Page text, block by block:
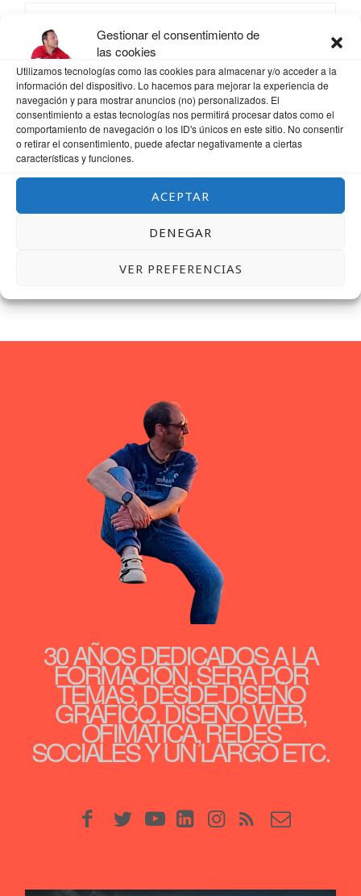
Gestionar el consentimiento de
las cookies
Utilizamos tecnologías como las cookies para almacenar y/o acceder a la
información del dispositivo. Lo hacemos para mejorar la experiencia de
navegación y para mostrar anuncios (no) personalizados. El
consentimiento a estas tecnologías nos permitirá procesar datos como el
comportamiento de navegación o los ID's únicos en este sitio. No consentir
o retirar el consentimiento, puede afectar negativamente a ciertas
características y funciones.
ACEPTAR
DENEGAR
VER PREFERENCIAS
WEB
GUARDA MI NOMBRE, CORREO ELECTRÓNICO Y WEB EN ESTE NAVEGADOR
PARA LA PRÓXIMA VEZ QUE COMENTE.
30 AÑOS DEDICADOS A LA
FORMACIÓN, SERÁ POR
TEMAS, DESDE DISEÑO
GRÁFICO, DISEÑO WEB,
OFIMÁTICA, REDES
SOCIALES Y UN LARGO ETC.